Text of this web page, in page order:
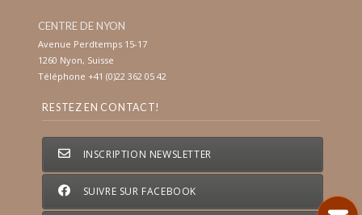
CENTRE DE NYON
Avenue Perdtemps 15-17
1260 Nyon, Suisse
Téléphone +41 (0)22 362 05 42
RESTEZ EN CONTACT!
INSCRIPTION NEWSLETTER
SUIVRE SUR FACEBOOK